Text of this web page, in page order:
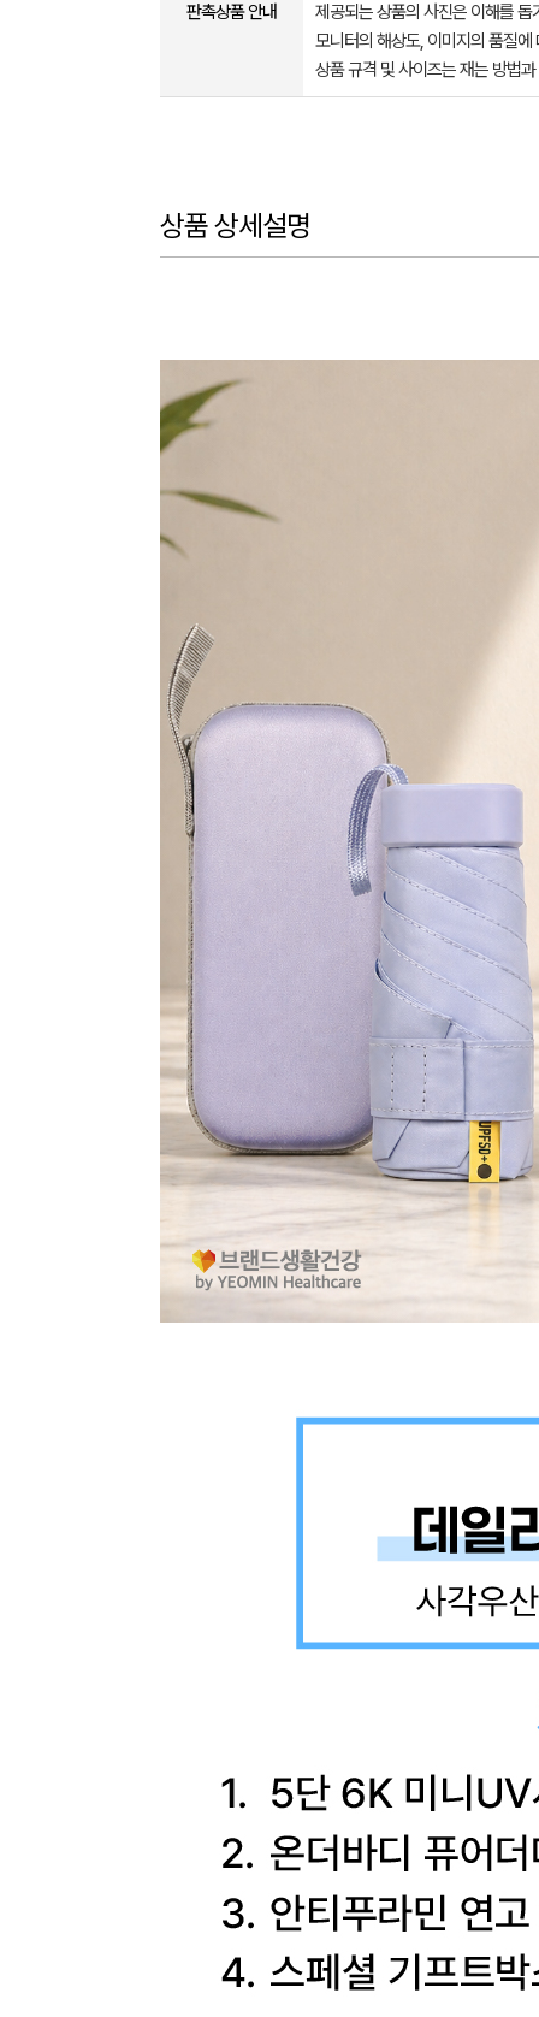
판촉상품 안내
제공되는 상품의 사진은 이해를
모니터의 해상도, 이미지의 품질
상품 규격 및 사이즈는 재는 방법
상품 상세설명